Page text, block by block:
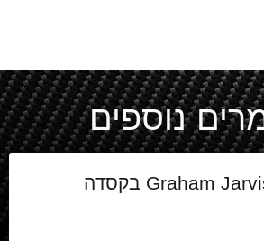
נוספים
הפתענו את Graham Jarvis בקסדה